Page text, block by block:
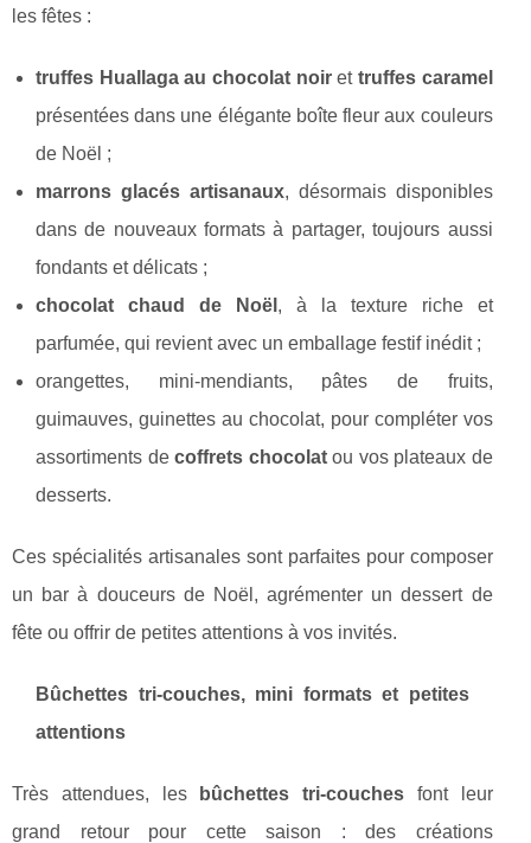
les fêtes :
truffes Huallaga au chocolat noiret truffes caramel
présentées dans une élégante boîte fleur aux couleurs
de Noël ;
marrons glacés artisanaux, désormais disponibles
dans de nouveaux formats à partager, toujours aussi
fondants et délicats ;
chocolat chaud de Noël , à la texture riche et
parfumée, qui revient avec un emballage festif inédit ;
orangettes, mini-mendiants, pâtes de fruits,
guimauves, guinettes au chocolat, pour compléter vos
assortiments decoffrets chocolatou vos plateaux de
desserts.
Ces spécialités artisanales sont parfaites pour composer
un bar à douceurs de Noël, agrémenter un dessert de
fête ou offrir de petites attentions à vos invités.
Bûchettes tri-couches, mini formats et petites
attentions
Très attendues, les bûchettes tri-couches font leur
grand retour pour cette saison : des créations